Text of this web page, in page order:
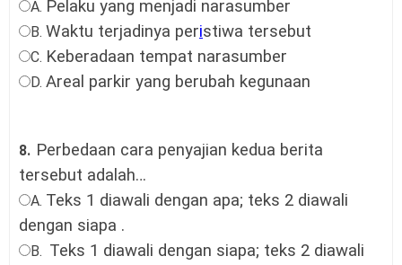
A. Pelaku yang menjadi narasumber
B. Waktu terjadinya peristiwa tersebut
C. Keberadaan tempat narasumber
D. Areal parkir yang berubah kegunaan
8. Perbedaan cara penyajian kedua berita
tersebut adalah…
A. Teks 1 diawali dengan apa; teks 2 diawali
dengan siapa .
B. Teks 1 diawali dengan siapa; teks 2 diawali